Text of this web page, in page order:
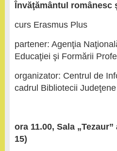
Învăţământul
curs Erasmus Plus
partener: Agenţia
Educaţiei şi Formării
organizator: Centrul de
cadrul Bibliotecii
ora 11.00, Sala
15)